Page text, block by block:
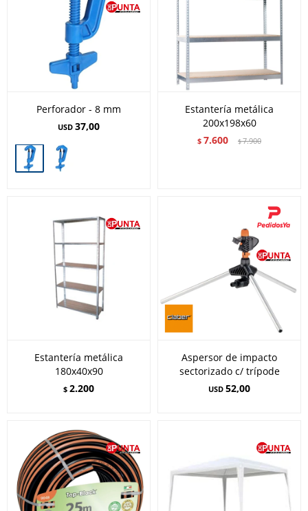
Perforador - 8 mm
USD 37,00
Estantería metálica
200x198x60
$ 7.600 $7.900
Estantería metálica
180x40x90
$ 2.200
Aspersor de impacto
sectorizado c/ trípode
USD 52,00